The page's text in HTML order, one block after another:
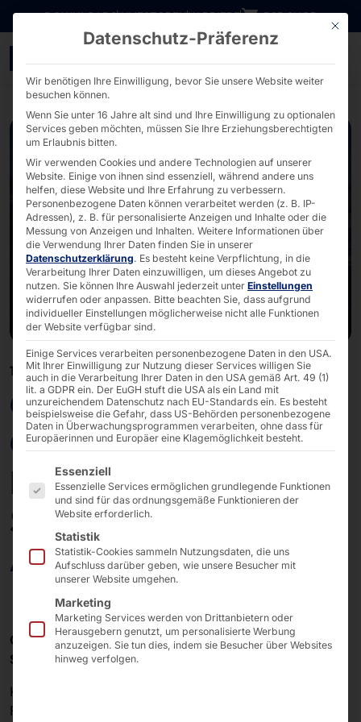
Direkt zum Inhalt wechseln
DOWNLOADSINVESTORENKARRIERE B2B SHOP
13/02/2026
CloudFest 2026:
Control Your Data!
Everywhere! Secure.
Sovereign. Ready for
AI.
CloudFest 2026 – der richtige Ort für Ihren nächsten
Schritt.
Kaum eine Veranstaltung der IT-Branche verbindet
Fachmesse, Networking und Festival-Atmosphäre so
Mit
Datenschutz-Präferenz
Wir benötigen Ihre Einwilligung, bevor Sie unsere Website weiter
besuchen können.
Wenn Sie unter 16 Jahre alt sind und Ihre Einwilligung zu optionalen
Services geben möchten, müssen Sie Ihre Erziehungsberechtigten
um Erlaubnis bitten.
Wir verwenden Cookies und andere Technologien auf unserer
Website. Einige von ihnen sind essenziell, während andere uns
helfen, diese Website und Ihre Erfahrung zu verbessern.
Personenbezogene Daten können verarbeitet werden (z. B. IP-
Adressen), z. B. für personalisierte Anzeigen und Inhalte oder die
Messung von Anzeigen und Inhalten. Weitere Informationen über
die Verwendung Ihrer Daten finden Sie in unserer
Datenschutzerklärung. Es besteht keine Verpflichtung, in die
Verarbeitung Ihrer Daten einzuwilligen, um dieses Angebot zu
nutzen. Sie können Ihre Auswahl jederzeit unter Einstellungen
widerrufen oder anpassen. Bitte beachten Sie, dass aufgrund
individueller Einstellungen möglicherweise nicht alle Funktionen
der Website verfügbar sind.
Einige Services verarbeiten personenbezogene Daten in den USA.
Mit Ihrer Einwilligung zur Nutzung dieser Services willigen Sie
auch in die Verarbeitung Ihrer Daten in den USA gemäß Art. 49 (1)
lit. a GDPR ein. Der EuGH stuft die USA als ein Land mit
unzureichendem Datenschutz nach EU-Standards ein. Es besteht
beispielsweise die Gefahr, dass US-Behörden personenbezogene
Daten in Überwachungsprogrammen verarbeiten, ohne dass für
Europäerinnen und Europäer eine Klagemöglichkeit besteht.
Es folgt eine Liste der Service-Gruppen, für die eine
Essenziell
Essenzielle Services ermöglichen grundlegende Funktionen
und sind für das ordnungsgemäße Funktionieren der
Website erforderlich.
Statistik
Statistik-Cookies sammeln Nutzungsdaten, die uns
Aufschluss darüber geben, wie unsere Besucher mit
unserer Website umgehen.
Marketing
Marketing Services werden von Drittanbietern oder
Herausgebern genutzt, um personalisierte Werbung
anzuzeigen. Sie tun dies, indem sie Besucher über Websites
hinweg verfolgen.